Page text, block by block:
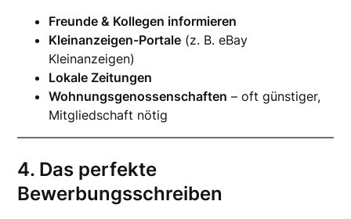
Freunde & Kollegen informieren
Kleinanzeigen-Portale (z. B. eBay
Kleinanzeigen)
Lokale Zeitungen
Wohnungsgenossenschaften – oft günstiger,
Mitgliedschaft nötig
4. Das perfekte
Bewerbungsschreiben